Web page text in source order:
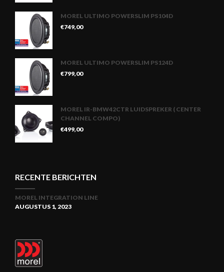
MOREL ULTIMO POWERSLIM PS104D
€749,00
MOREL ULTIMO POWERSLIM PS124D
€799,00
MOREL IR-BMW42CTR LUIDSPREKER ( CENTER
CHANNEL COMPO)
€499,00
RECENTE BERICHTEN
MOREL INTEGRATION LINE
AUGUSTUS 1, 2023